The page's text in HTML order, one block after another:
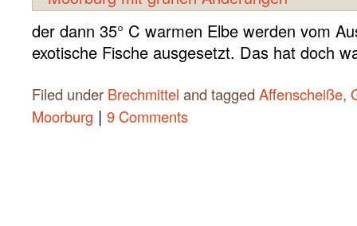
der dann 35° C warmen Elbe werden vom
exotische Fische ausgesetzt. Das hat doch
Filed under Brechmittel and tagged Affenscheiße,
Moorburg | 9 Comments